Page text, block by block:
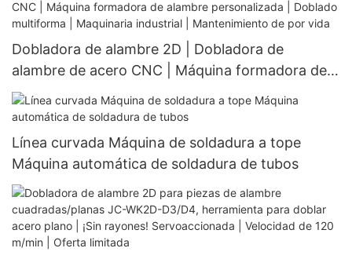
vendido
Dobladora de alambre 2D | Dobladora de
alambre de acero CNC | Máquina formadora de
alambre personalizada | Doblado multiforma |
Maquinaria industrial | Mantenimiento de por
vida
Línea curvada Máquina de soldadura a tope
Máquina automática de soldadura de tubos